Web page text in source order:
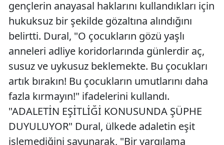
gençlerin anayasal haklarını kullandıkları için
hukuksuz bir şekilde gözaltına alındığını
belirtti. Dural, "O çocukların gözü yaşlı
anneleri adliye koridorlarında günlerdir aç,
susuz ve uykusuz beklemekte. Bu çocukları
artık bırakın! Bu çocukların umutlarını daha
fazla kırmayın!" ifadelerini kullandı.
"ADALETİN EŞİTLİĞİ KONUSUNDA ŞÜPHE
DUYULUYOR" Dural, ülkede adaletin eşit
işlemediğini savunarak, "Bir yargılama